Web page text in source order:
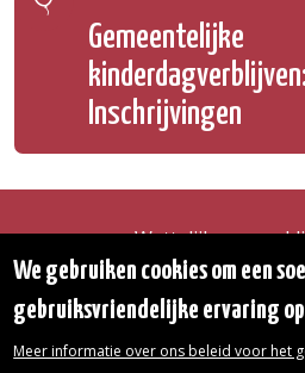
Gemeentelijke
Inschrijvingen
Wettelijke
Toegang tot het
De gemeente
We gebruiken cookies om een
gebruiksvriendelijke ervaring
Meer informatie over ons beleid voor het